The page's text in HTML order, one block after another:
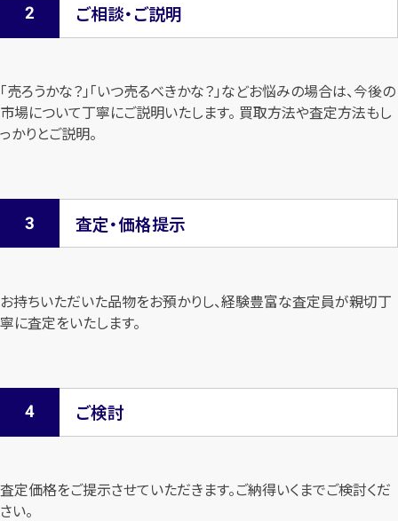
ご相談・ご説明
「売ろうかな？」「いつ売るべきかな？」などお悩みの場合は、今後の
市場について丁寧にご説明いたします。 買取方法や査定方法もし
っかりとご説明。
査定・価格提示
お持ちいただいた品物をお預かりし、経験豊富な査定員が親切丁
寧に査定をいたします。
ご検討
査定価格をご提示させていただきます。ご納得いくまでご検討くだ
さい。